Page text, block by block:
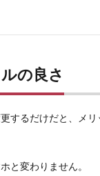
の良さ
するだけだと、メ
と変わりません。